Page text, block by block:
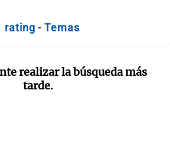
rating - Temas
realizar la búsqueda más
tarde.